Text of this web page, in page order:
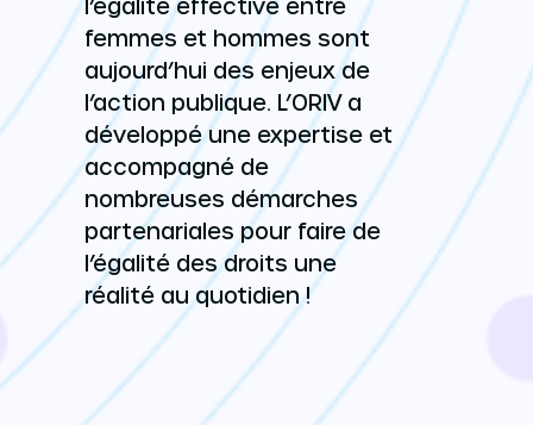
l’égalité effective entre
femmes et hommes sont
aujourd’hui des enjeux de
l’action publique. L’ORIV a
développé une expertise et
accompagné de
nombreuses démarches
partenariales pour faire de
l’égalité des droits une
réalité au quotidien !